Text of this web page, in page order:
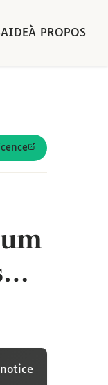
AIDEÀ PROPOS